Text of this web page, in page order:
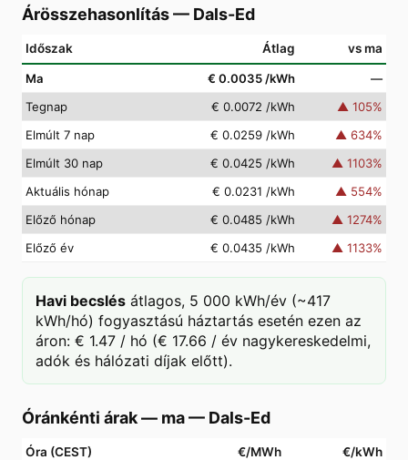
Árösszehasonlítás— Dals-Ed
Időszak Átlag vs ma
Ma € 0.0035 /kWh
—
Tegnap
€ 0.0072 /kWh ▲ 105%
Elmúlt 7 nap
€ 0.0259 /kWh ▲ 634%
Elmúlt 30 nap
€ 0.0425 /kWh ▲ 1103%
Aktuális hónap
€ 0.0231 /kWh ▲ 554%
Előző hónap
€ 0.0485 /kWh ▲ 1274%
Előző év
€ 0.0435 /kWh ▲ 1133%
Havi becslés átlagos, 5 000 kWh/év (~417
kWh/hó) fogyasztású háztartás esetén ezen az
áron: € 1.47 / hó (€ 17.66 / év nagykereskedelmi,
adók és hálózati díjak előtt).
Óránkénti árak — ma— Dals-Ed
Óra (CEST) €/MWh €/kWh